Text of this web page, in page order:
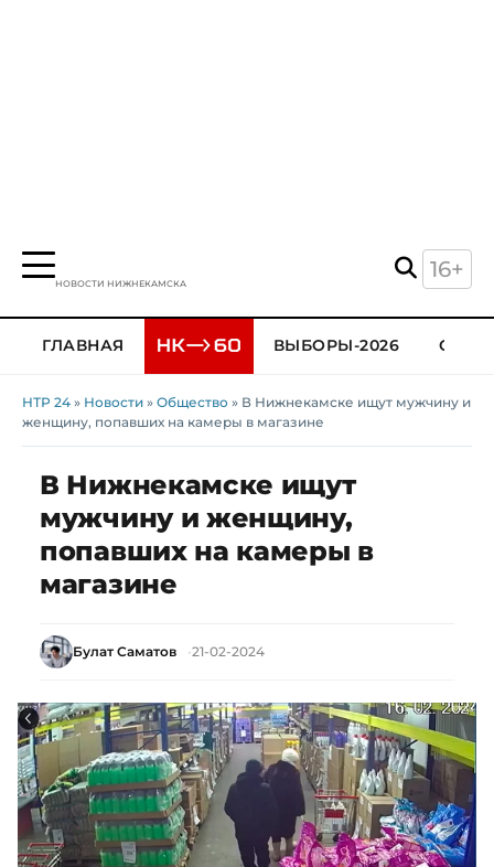
НОВОСТИ НИЖНЕКАМСКА
16+
ГЛАВНАЯ ВЫБОРЫ-2026
НТР 24 » Новости » Общество » В Нижнекамске ищут мужчину и
женщину, попавших на камеры в магазине
В Нижнекамске ищут
мужчину и женщину,
попавших на камеры в
магазине
Булат Саматов 21-02-2024